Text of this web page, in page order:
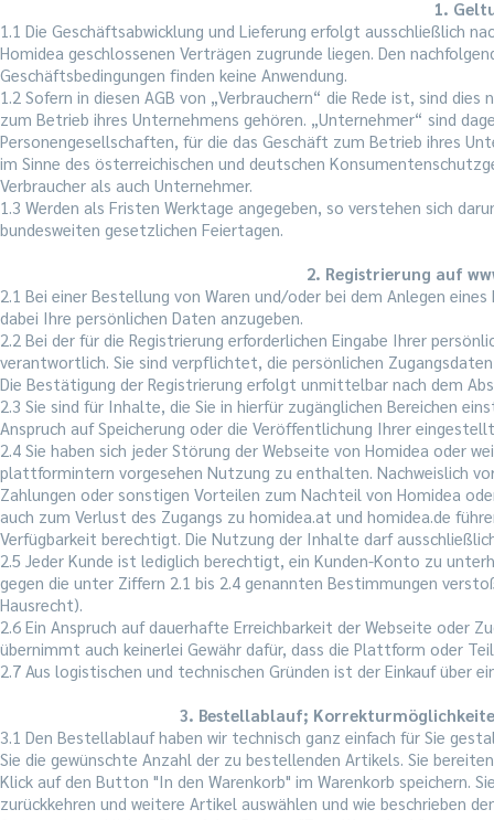
1.
1.1 Die Geschäftsabwicklung und Lieferung erfolgt ausschließlich
Homidea geschlossenen Verträgen zugrunde liegen. Den
Geschäftsbedingungen finden keine Anwendung.
1.2 Sofern in diesen AGB von „Verbrauchern“ die Rede ist, sind
zum Betrieb ihres Unternehmens gehören. „Unternehmer“ sind
Personengesellschaften, für die das Geschäft zum Betrieb ihres
im Sinne des österreichischen und deutschen
Verbraucher als auch Unternehmer.
1.3 Werden als Fristen Werktage angegeben, so verstehen sich
bundesweiten gesetzlichen Feiertagen.
2. Registrierung auf
2.1 Bei einer Bestellung von Waren und/oder bei dem Anlegen
dabei Ihre persönlichen Daten anzugeben.
2.2 Bei der für die Registrierung erforderlichen Eingabe Ihrer
verantwortlich. Sie sind verpflichtet, die persönlichen
Die Bestätigung der Registrierung erfolgt unmittelbar nach dem
2.3 Sie sind für Inhalte, die Sie in hierfür zugänglichen Bereichen
Anspruch auf Speicherung oder die Veröffentlichung Ihrer
2.4 Sie haben sich jeder Störung der Webseite von Homidea oder
plattformintern vorgesehen Nutzung zu enthalten. Nachweislich
Zahlungen oder sonstigen Vorteilen zum Nachteil von Homidea
auch zum Verlust des Zugangs zu homidea.at und homidea.de
Verfügbarkeit berechtigt. Die Nutzung der Inhalte darf
2.5 Jeder Kunde ist lediglich berechtigt, ein Kunden-Konto zu
gegen die unter Ziffern 2.1 bis 2.4 genannten Bestimmungen
Hausrecht).
2.6 Ein Anspruch auf dauerhafte Erreichbarkeit der Webseite oder
übernimmt auch keinerlei Gewähr dafür, dass die Plattform oder
2.7 Aus logistischen und technischen Gründen ist der Einkauf über
3. Bestellablauf;
3.1 Den Bestellablauf haben wir technisch ganz einfach für Sie
Sie die gewünschte Anzahl der zu bestellenden Artikels. Sie
Klick auf den Button "In den Warenkorb" im Warenkorb speichern.
zurückkehren und weitere Artikel auswählen und wie beschrieben